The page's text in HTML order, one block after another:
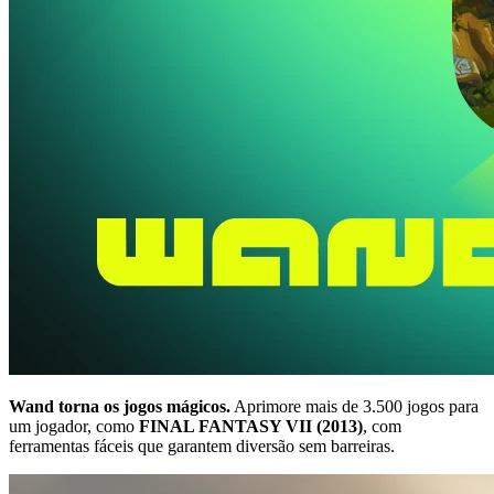
Wand torna os jogos mágicos. Aprimore mais de 3.500 jogos para
um jogador, como FINAL FANTASY VII (2013), com
ferramentas fáceis que garantem diversão sem barreiras.